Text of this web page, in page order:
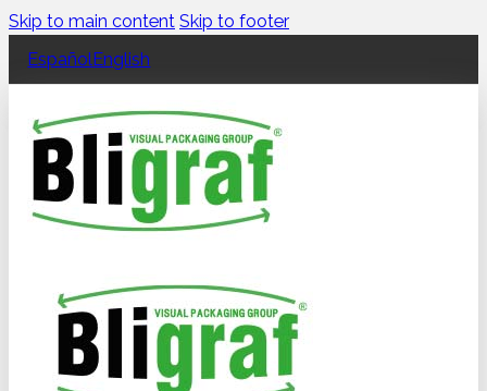
Skip to main content Skip to footer
EspañolEnglish